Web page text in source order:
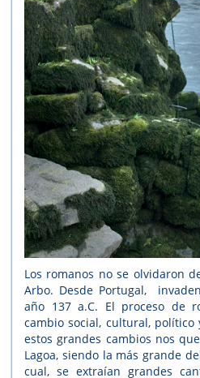
Los romanos no se olvidaron
Arbo. Desde Portugal,
año 137 a.C. El proceso de
cambio social, cultural, político
estos grandes cambios nos
Lagoa, siendo la más grande
cual, se extraían grandes